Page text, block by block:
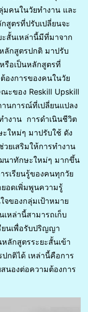
มคนในวัยทำงาน และ
สูตรที่ปรับเปลี่ยนจะ
สั้นเหล่านี้มีที่มาจาก
ลักสูตรปกติ มาปรับ
รือเป็นหลักสูตรที่
งการของคนในวัย
ะของ Reskill Upskill
านการณ์ที่เปลี่ยนแปลง
ำงาน การดำเนินชีวิต
ใหม่ๆ มาปรับใช้ ดัง
ยเสริมให้การทำงาน
นาทักษะใหม่ๆ มากขึ้น
รเรียนรู้ของคนทุกวัย
อดเพิ่มพูนความรู้
ของกลุ่มเป้าหมาย
หล่านี้สามารถเก็บ
ยนเพื่อรับปริญญา
ลักสูตรระยะสั้นเข้า
กติได้ เหล่านี้คือการ
นองต่อความต้องการ